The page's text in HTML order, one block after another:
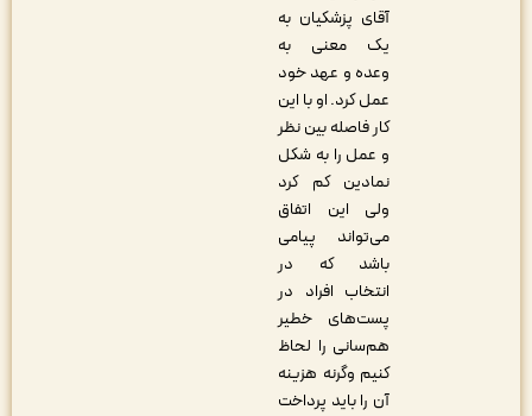
آقای پزشکیان به
یک معنی به
وعده‌ و عهد خود
عمل کرد. او با این
کار فاصله بین نظر
و عمل را به شکل
نمادین کم کرد
ولی این اتفاق
می‌تواند پیامی
باشد که در
انتخاب افراد در
پست‌های خطیر
هم‌سانی را لحاظ
کنیم وگرنه هزینه
آن را باید پرداخت